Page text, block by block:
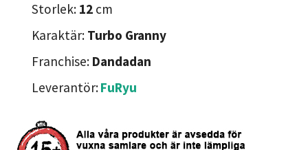
Storlek: 12 cm
Karaktär: Turbo Granny
Franchise: Dandadan
Leverantör:FuRyu